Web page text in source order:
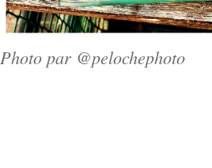
Photo par @pelochephoto